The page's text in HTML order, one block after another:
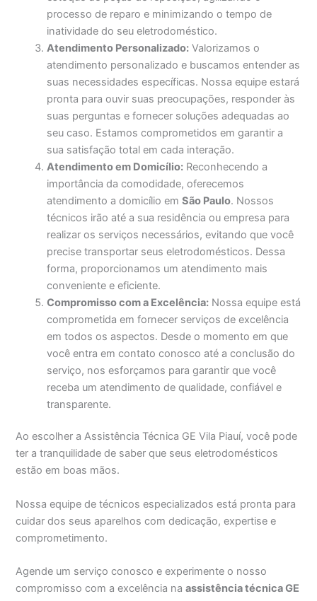
processo de reparo e minimizando o tempo de
inatividade do seu eletrodoméstico.
Atendimento Personalizado: Valorizamos o
atendimento personalizado e buscamos entender as
suas necessidades específicas. Nossa equipe estará
pronta para ouvir suas preocupações, responder às
suas perguntas e fornecer soluções adequadas ao
seu caso. Estamos comprometidos em garantir a
sua satisfação total em cada interação.
Atendimento em Domicílio: Reconhecendo a
importância da comodidade, oferecemos
atendimento a domicílio emSão Paulo. Nossos
técnicos irão até a sua residência ou empresa para
realizar os serviços necessários, evitando que você
precise transportar seus eletrodomésticos. Dessa
forma, proporcionamos um atendimento mais
conveniente e eficiente.
Compromisso com a Excelência: Nossa equipe está
comprometida em fornecer serviços de excelência
em todos os aspectos. Desde o momento em que
você entra em contato conosco até a conclusão do
serviço, nos esforçamos para garantir que você
receba um atendimento de qualidade, confiável e
transparente.
Ao escolher a Assistência Técnica GE Vila Piauí, você pode
ter a tranquilidade de saber que seus eletrodomésticos
estão em boas mãos.
Nossa equipe de técnicos especializados está pronta para
cuidar dos seus aparelhos com dedicação, expertise e
comprometimento.
Agende um serviço conosco e experimente o nosso
compromisso com a excelência naassistência técnica GE